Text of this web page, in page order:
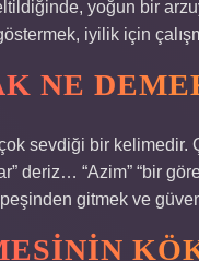
yoğun bir
iyilik için
NE
sevdiği bir kelimedir.
deriz… “Azim” “bir
peşinden gitmek ve